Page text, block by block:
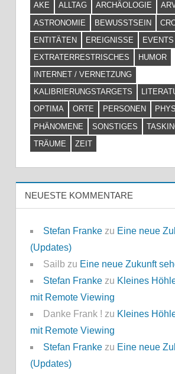
AKE ALLTAG ARCHÄOLOGIE
ASTRONOMIE
BEWUSSTSEIN
ENTITÄTEN
EREIGNISSE
EVENTS
EXTRATERRESTRISCHES
HUMOR
INTERNET / VERNETZUNG
KALIBRIERUNGSTARGETS
OPTIMA
ORTE PERSONEN
PHÄNOMENE
SONSTIGES
TRÄUME
ZEIT
NEUESTE KOMMENTARE
Stefan Frankezu Eine neue
(Updates)
Sailb zu Eine neue Zukunft
Stefan Frankezu Kleines
mit Remote Viewing
Danke Frank ! zu Kleines
mit Remote Viewing
Stefan Frankezu Eine neue
(Updates)